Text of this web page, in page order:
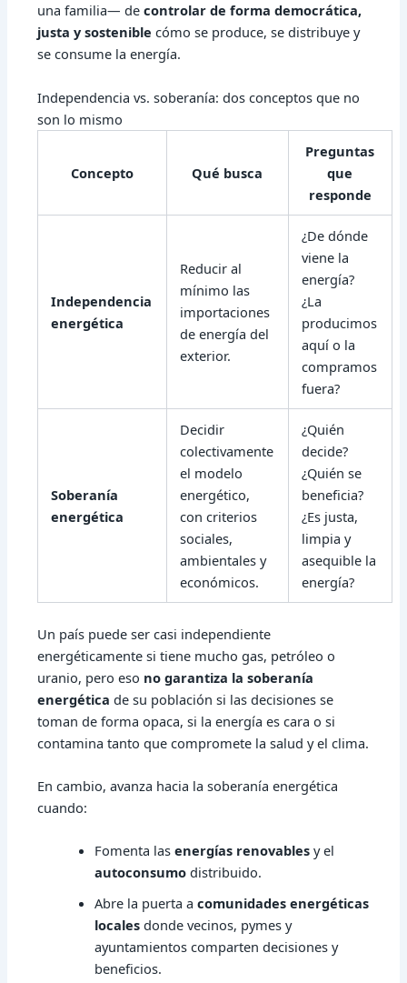
una familia— de controlar de forma democrática,
justa y sostenible cómo se produce, se distribuye y
se consume la energía.
Independencia vs. soberanía: dos conceptos que no
son lo mismo
Concepto Qué busca
Preguntas
que
responde
Independencia
energética
Reducir al
mínimo las
importaciones
de energía del
exterior.
¿De dónde
viene la
energía?
¿La
producimos
aquí o la
compramos
fuera?
Soberanía
energética
Decidir
colectivamente
el modelo
energético,
con criterios
sociales,
ambientales y
económicos.
¿Quién
decide?
¿Quién se
beneficia?
¿Es justa,
limpia y
asequible la
energía?
Un país puede ser casi independiente
energéticamente si tiene mucho gas, petróleo o
uranio, pero eso no garantiza la soberanía
energética de su población si las decisiones se
toman de forma opaca, si la energía es cara o si
contamina tanto que compromete la salud y el clima.
En cambio, avanza hacia la soberanía energética
cuando:
Fomenta lasenergías renovables y el
autoconsumo distribuido.
Abre la puerta acomunidades energéticas
locales donde vecinos, pymes y
ayuntamientos comparten decisiones y
beneficios.